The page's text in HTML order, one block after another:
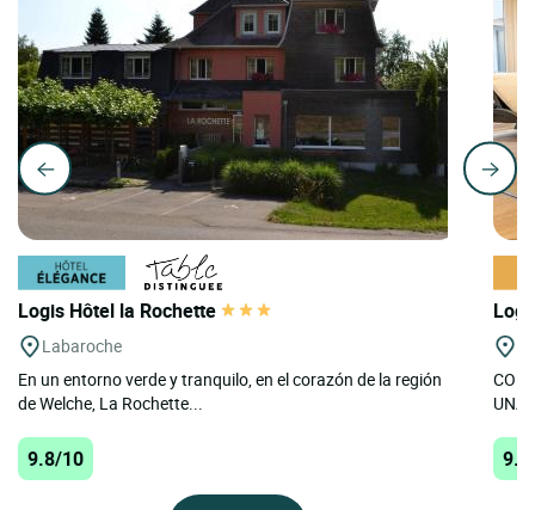
Logis Hôtel la Rochette
Labaroche
En un entorno verde y tranquilo, en el corazón de la región
de Welche, La Rochette...
9.8/10
CON
UNA